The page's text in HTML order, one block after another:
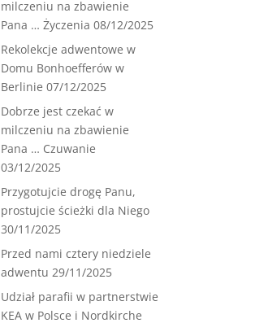
milczeniu na zbawienie
Pana … Życzenia 08/12/2025
Rekolekcje adwentowe w
Domu Bonhoefferów w
Berlinie 07/12/2025
Dobrze jest czekać w
milczeniu na zbawienie
Pana … Czuwanie
03/12/2025
Przygotujcie drogę Panu,
prostujcie ścieżki dla Niego
30/11/2025
Przed nami cztery niedziele
adwentu 29/11/2025
Udział parafii w partnerstwie
KEA w Polsce i Nordkirche